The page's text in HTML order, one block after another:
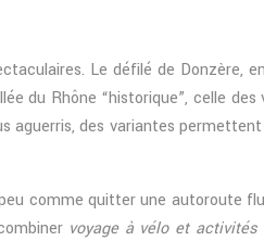
Le défilé de Donzère,
du Rhône “historique”, celle
des variantes
comme quitter une autoroute
voyage à vélo et activités